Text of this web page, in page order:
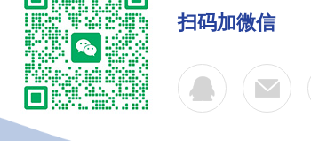
扫码加微信